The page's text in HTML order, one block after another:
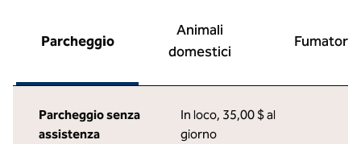
Parcheggio
Animali
domestici
Fumatori
Parcheggio senza
assistenza
In loco, 35,00 $ al
giorno